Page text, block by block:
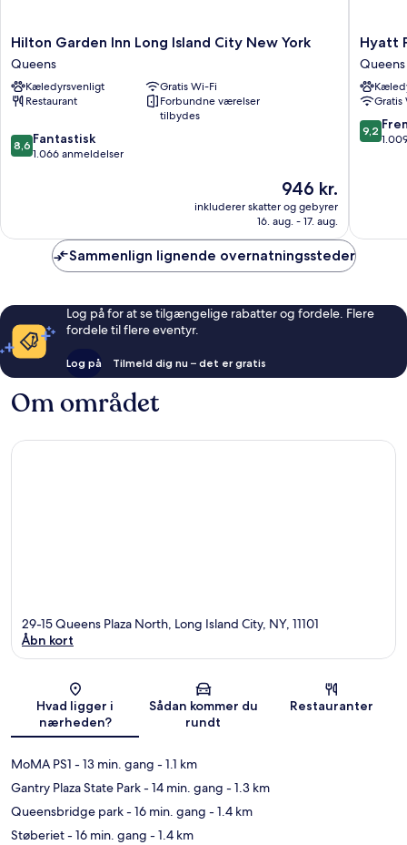
Hilton
Garden
Inn
Long
Island
New
York
Hilton Garden Inn Long Island City New York
Queens
Kæledyrsvenligt
Gratis Wi-Fi
Restaurant
Forbundne værelser
tilbydes
8.6
ud
anmeldelser
8,6 Fantastisk
1.066 anmeldelser
Prisen
946 kr.
946 kr.
inkluderer skatter og gebyrer
16. aug. - 17. aug.
Hyatt
Place
Long
Island
City/
York
City
Hyatt
Queens
Gratis
9.2
ud
9,2
Sammenlign lignende overnatningssteder
Log på for at se tilgængelige rabatter og fordele. Flere
fordele til flere eventyr.
Log på Tilmeld dig nu – det er gratis
Om området
Kort
29-15 Queens Plaza North, Long Island City, NY, 11101
Åbn kort
Hvad ligger i
nærheden?
Sådan kommer du
rundt
Restauranter
MoMA PS1 - 13 min. gang - 1.1 km
Gantry Plaza State Park- 14 min. gang - 1.3 km
Queensbridge park- 16 min. gang - 1.4 km
Støberiet- 16 min. gang - 1.4 km